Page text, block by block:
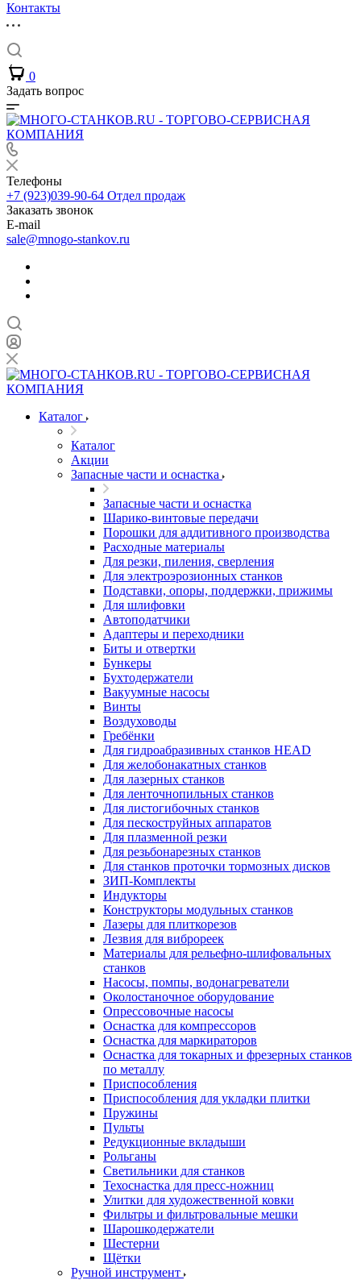
Контакты
0
Задать вопрос
Телефоны
+7 (923)039-90-64 Отдел продаж
Заказать звонок
E-mail
sale@mnogo-stankov.ru
Каталог
Каталог
Акции
Запасные части и оснастка
Запасные части и оснастка
Шарико-винтовые передачи
Порошки для аддитивного производства
Расходные материалы
Для резки, пиления, сверления
Для электроэрозионных станков
Подставки, опоры, поддержки, прижимы
Для шлифовки
Автоподатчики
Адаптеры и переходники
Биты и отвертки
Бункеры
Бухтодержатели
Вакуумные насосы
Винты
Воздуховоды
Гребёнки
Для гидроабразивных станков HEAD
Для желобонакатных станков
Для лазерных станков
Для ленточнопильных станков
Для листогибочных станков
Для пескоструйных аппаратов
Для плазменной резки
Для резьбонарезных станков
Для станков проточки тормозных дисков
ЗИП-Комплекты
Индукторы
Конструкторы модульных станков
Лазеры для плиткорезов
Лезвия для виброреек
Материалы для рельефно-шлифовальных
станков
Насосы, помпы, водонагреватели
Околостаночное оборудование
Опрессовочные насосы
Оснастка для компрессоров
Оснастка для маркираторов
Оснастка для токарных и фрезерных станков
по металлу
Приспособления
Приспособления для укладки плитки
Пружины
Пульты
Редукционные вкладыши
Рольганы
Светильники для станков
Техоснастка для пресс-ножниц
Улитки для художественной ковки
Фильтры и фильтровальные мешки
Шарошкодержатели
Шестерни
Щётки
Ручной инструмент